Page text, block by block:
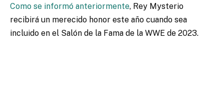
Como se informó anteriormente, Rey Mysterio
recibirá un merecido honor este año cuando sea
incluido en el Salón de la Fama de la WWE de 2023.